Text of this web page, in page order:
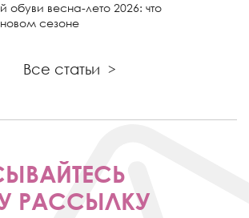
обуви весна-лето 2026: что
сезоне
Все статьи >
РАССЫЛКУ